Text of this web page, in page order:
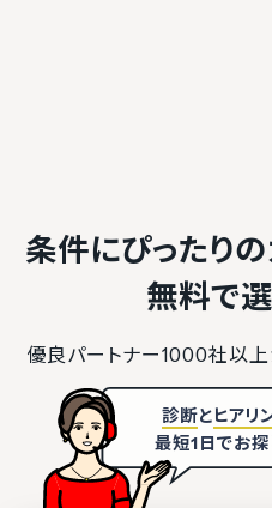
条件にぴったり
無料で
優良パートナー1000社以
診断とヒアリ
最短1日でお探